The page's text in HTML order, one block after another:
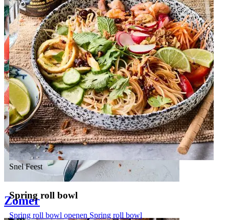
SnelFeest
Spring roll bowl
Spring roll bowl openen Spring roll bowl
Zomer